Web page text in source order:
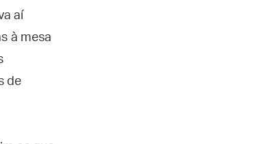
aí
à mesa
de